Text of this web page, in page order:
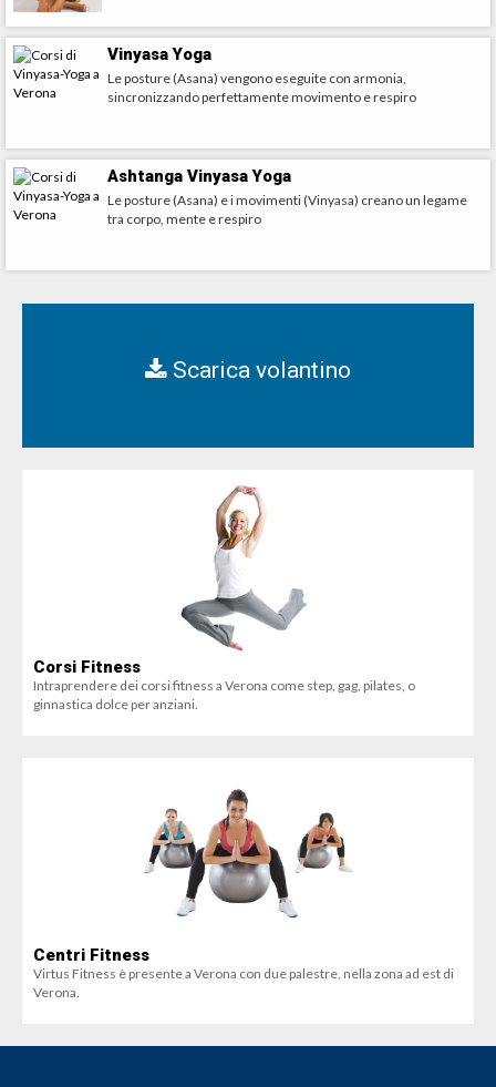
Vinyasa Yoga
Le posture (Asana) vengono eseguite con armonia,
sincronizzando perfettamente movimento e respiro
Ashtanga Vinyasa Yoga
Le posture (Asana) e i movimenti (Vinyasa) creano un legame
tra corpo, mente e respiro
Scarica volantino
Corsi Fitness
Intraprendere dei corsi fitness a Verona come step, gag, pilates, o
ginnastica dolce per anziani.
Centri Fitness
Virtus Fitness è presente a Verona con due palestre, nella zona ad est di
Verona.